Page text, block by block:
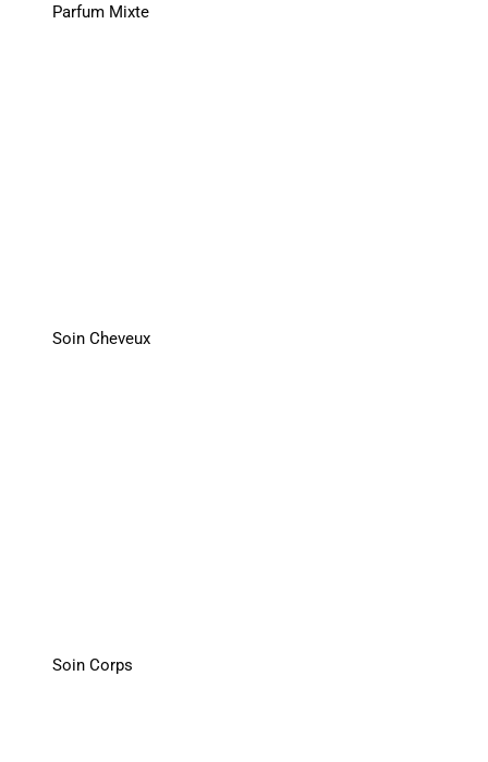
Parfum Mixte
Soin Cheveux
Soin Corps